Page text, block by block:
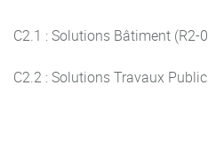
C2.1 : Solutions Bâtiment (R2-
C2.2 : Solutions Travaux